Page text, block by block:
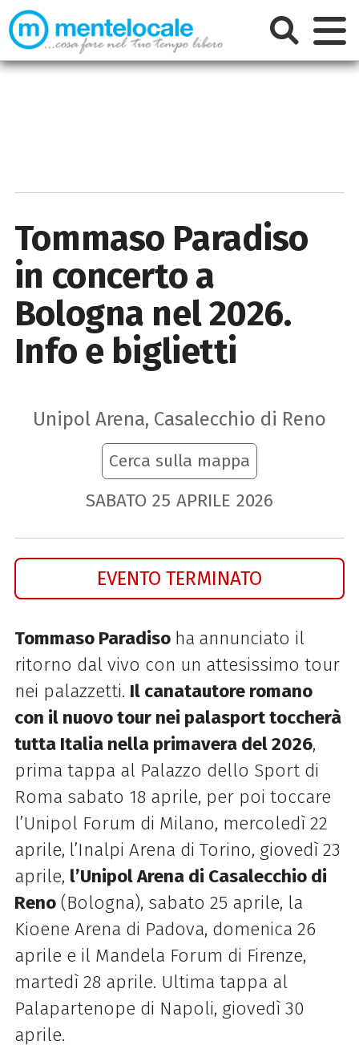
Tommaso Paradiso
in concerto a
Bologna nel 2026.
Info e biglietti
Unipol Arena, Casalecchio di Reno
Cerca sulla mappa
SABATO 25 APRILE 2026
EVENTO TERMINATO
Tommaso Paradiso ha annunciato il
ritorno dal vivo con un attesissimo tour
nei palazzetti. Il canatautore romano
con il nuovo tour nei palasport toccherà
tutta Italia nella primavera del 2026,
prima tappa al Palazzo dello Sport di
Roma sabato 18 aprile, per poi toccare
l’Unipol Forum di Milano, mercoledì 22
aprile, l’Inalpi Arena di Torino, giovedì 23
aprile, l’Unipol Arena di Casalecchio di
Reno(Bologna), sabato 25 aprile, la
Kioene Arena di Padova, domenica 26
aprile e il Mandela Forum di Firenze,
martedì 28 aprile. Ultima tappa al
Palapartenope di Napoli, giovedì 30
aprile.